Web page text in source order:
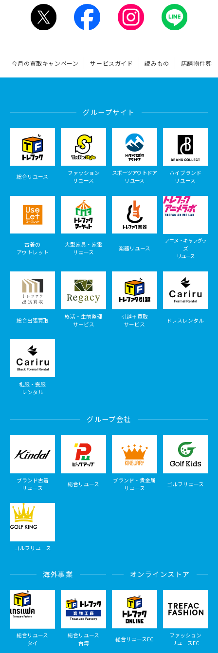
今月の買取キャンペーン サービスガイド 読みもの 店舗物件募集
グループサイト
総合リユース
ファッション
リユース
スポーツアウトドア
リユース
ハイブランド
リユース
古着の
アウトレット
大型家具・家電
リユース
楽器リユース
アニメ・キャラグッ
ズ
リユース
総合出張買取
終活・生前整理
サービス
引越＋買取
サービス
ドレスレンタル
礼服・喪服
レンタル
グループ会社
ブランド古着
リユース
総合リユース
ブランド・貴金属
リユース
ゴルフリユース
ゴルフリユース
海外事業
総合リユース
タイ
総合リユース
台湾
オンラインストア
総合リユースEC
ファッション
リユースEC